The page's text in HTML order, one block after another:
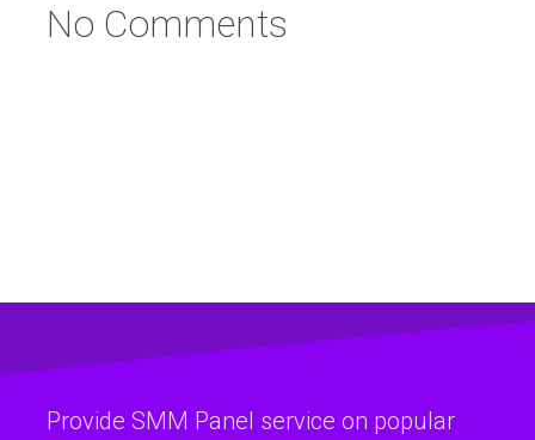
No Comments
Provide SMM Panel service on popular